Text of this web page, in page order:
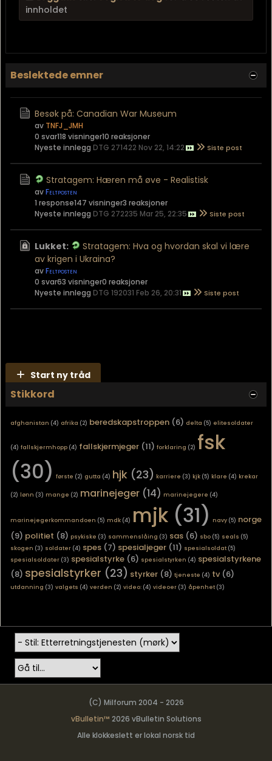
innholdet
Beslektede emner
Besøk på: Canadian War Museum
av TNFJ_JMH
0 svar118 visninger10 reaksjoner
Nyeste innlegg DTG 271422 Nov 22, 14:22
Stratagem: Hæren må øve - Realistisk
avFeltposten
1 response147 visninger3 reaksjoner
Nyeste innlegg DTG 272235 Mar 25, 22:35
Lukket:
Stratagem: Hva og hvordan skal vi lære
av krigen i Ukraina?
avFeltposten
0 svar63 visninger0 reaksjoner
Nyeste innlegg DTG 192031 Feb 26, 20:31
Start ny tråd
Stikkord
afghanistan (4) afrika (2) beredskapstroppen (6) delta (5) elitesoldater
(4) fallskjermhopp (4) fallskjermjeger (11) forklaring (2) fsk
(30) første (2) gutta (4) hjk (23) karriere (3) kjk (5) klare (4) krekar
(2) lønn (3) mange (2) marinejeger (14) marinejegere (4)
marinejegerkommandoen (5) mdk (4) mjk (31) navy (5) norge
(9) politiet (8) psykiske (3) sammenslåing (3) sas (6) sbo (5) seals (5)
skogen (3) soldater (4) spes (7) spesialjeger (11) spesialsoldat (5)
spesialsoldater (3) spesialstyrke (6) spesialstyrken (4) spesialstyrkene
(8) spesialstyrker (23) styrker (8) tjeneste (4) tv(6)
utdanning (3) valgets (4) verden (2) video: (4) videoer (3) åpenhet (3)
(C) Milforum 2004 - 2026
vBulletin™ 2026 vBulletin Solutions
Alle klokkeslett er lokal norsk tid